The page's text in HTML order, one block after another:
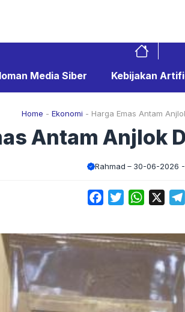
Media Siber Kebijakan
Home - Ekonomi - Harga Emas Antam
Antam Anjlok
Rahmad 30-06-2026 -
FacebookTwitter